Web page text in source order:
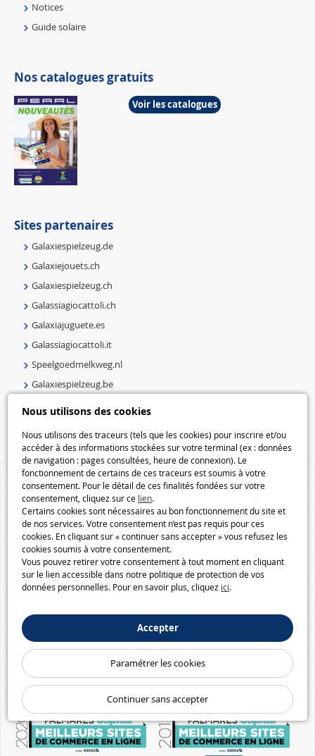
Nous utilisons des cookies
Nous utilisons des traceurs (tels que les cookies) pour inscrire et/ou
accéder à des informations stockées sur votre terminal (ex : données
de navigation : pages consultées, heure de connexion). Le
fonctionnement de certains de ces traceurs est soumis à votre
consentement. Pour le détail de ces finalités fondées sur votre
consentement, cliquez sur ce lien.
Certains cookies sont nécessaires au bon fonctionnement du site et
de nos services. Votre consentement n’est pas requis pour ces
cookies. En cliquant sur « continuer sans accepter » vous refusez les
cookies soumis à votre consentement.
Vous pouvez retirer votre consentement à tout moment en cliquant
sur le lien accessible dans notre politique de protection de vos
données personnelles. Pour en savoir plus, cliquez ici.
Accepter
Paramétrer les cookies
Continuer sans accepter
Notices
Guide solaire
Nos catalogues gratuits
Voir les catalogues
Sites partenaires
Galaxiespielzeug.de
Galaxiejouets.ch
Galaxiespielzeug.ch
Galassiagiocattoli.ch
Galaxiajuguete.es
Galassiagiocattoli.it
Speelgoedmelkweg.nl
Galaxiespielzeug.be